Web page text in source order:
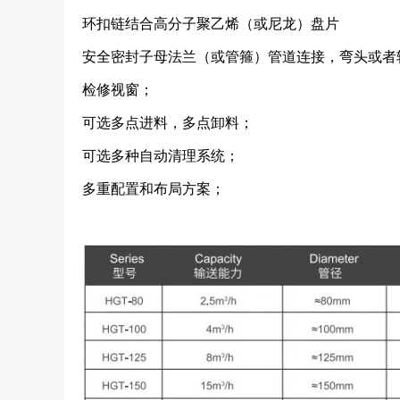
环扣链结合高分子聚乙烯（或尼龙）盘片
安全密封子母法兰（或管箍）管道连接，弯头或者
检修视窗；
可选多点进料，多点卸料；
可选多种自动清理系统；
多重配置和布局方案；